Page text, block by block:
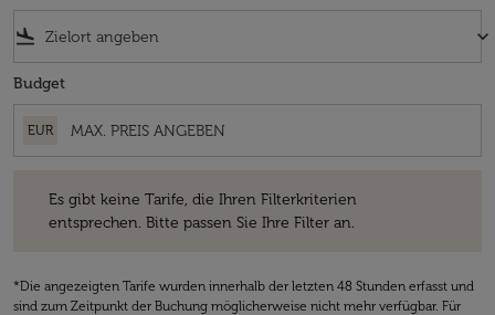
flight_land keyboard_arrow_down
Budget
EUR
Es gibt keine Tarife, die Ihren Filterkriterien
entsprechen. Bitte passen Sie Ihre Filter an.
*Die angezeigten Tarife wurden innerhalb der letzten 48 Stunden erfasst und
sind zum Zeitpunkt der Buchung möglicherweise nicht mehr verfügbar. Für